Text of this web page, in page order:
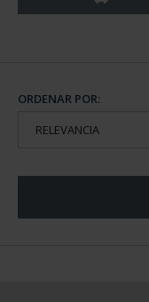
ORDENAR POR: